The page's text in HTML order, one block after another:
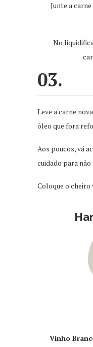
Junte a
No
03.
Leve a carne
óleo que fora
Aos poucos, vá
cuidado para não
Coloque o
Vinho